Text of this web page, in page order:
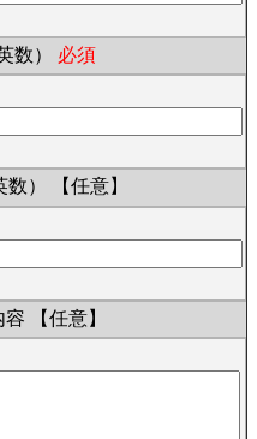
数） 必須
） 【任意】
容 【任意】